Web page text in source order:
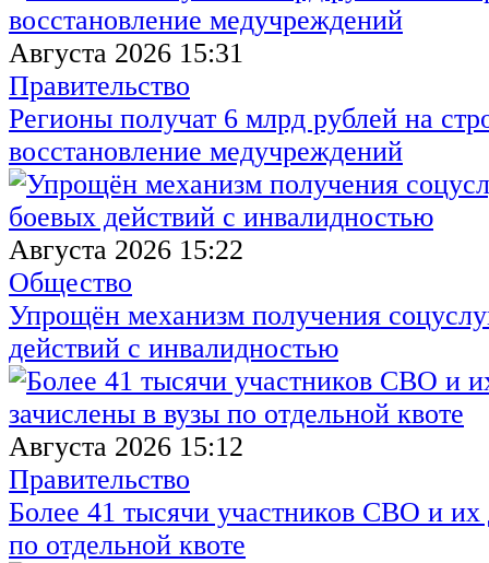
Августа 2026 15:31
Правительство
Регионы получат 6 млрд рублей на
восстановление медучреждений
Августа 2026 15:22
Общество
Упрощён механизм получения
действий с инвалидностью
Августа 2026 15:12
Правительство
Более 41 тысячи участников СВО и их
по отдельной квоте